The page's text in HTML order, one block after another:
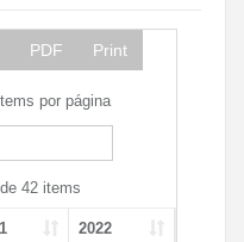
PDF Print
por página
42 items
2022